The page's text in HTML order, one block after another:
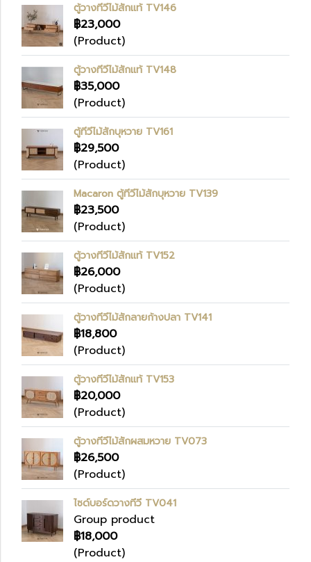
ตู้วางทีวีไม้สักแท้ TV146
฿23,000
(Product)
ตู้วางทีวีไม้สักแท้ TV148
฿35,000
(Product)
ตู้ทีวีไม้สักบุหวาย TV161
฿29,500
(Product)
Macaron ตู้ทีวีไม้สักบุหวาย TV139
฿23,500
(Product)
ตู้วางทีวีไม้สักแท้ TV152
฿26,000
(Product)
ตู้วางทีวีไม้สักลายก้างปลา TV141
฿18,800
(Product)
ตู้วางทีวีไม้สักแท้ TV153
฿20,000
(Product)
ตู้วางทีวีไม้สักผสมหวาย TV073
฿26,500
(Product)
ไซด์บอร์ดวางทีวี TV041
Group product
฿18,000
(Product)